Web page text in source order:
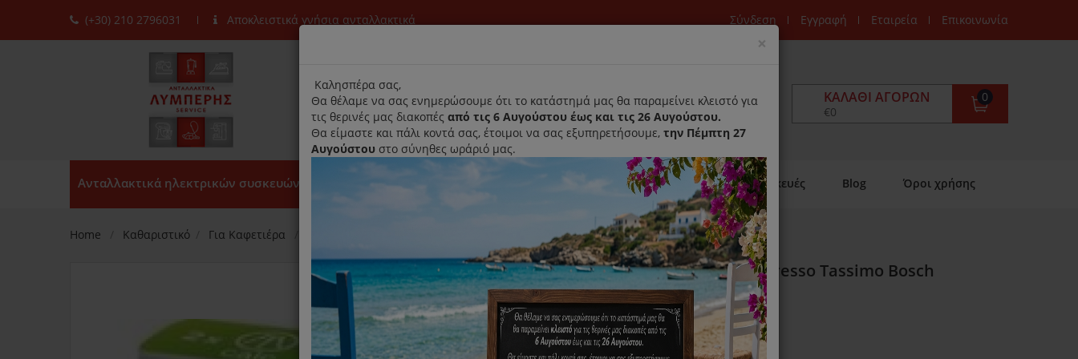
(+30) 210 2796031 Αποκλειστικά γνήσια ανταλλακτικά Σύνδεση Εγγραφή Εταιρεία Επικοινωνία
ΚΑΛΆΘΙ ΑΓΟΡΏΝ
0
€0
Ανταλλακτικά ηλεκτρικών συσκευών Αρχική Παραλαβή- Παράδοση Κατ'οικον Επισκευές Blog Όροι χρήσης
Home Καθαριστικό Για Καφετιέρα Δίσκοι Καθαρισμού Για Καφετιερες Espresso Tassimo Bosch
Δίσκοι Καθαρισμού Για Καφετιερες Espresso Tassimo Bosch
Κωδικός : 311909
Διαθεσιμότητα :
Παράδοση Σε 1-3 Ημέρες (Διαθέσιμο)
× Close
title
Καλησπέρα σας,
Θα θέλαμε να σας ενημερώσουμε ότι το κατάστημά μας θα παραμείνει κλειστό για
τις θερινές μας διακοπές από τις 6 Αυγούστου έως και τις 26 Αυγούστου.
Θα είμαστε και πάλι κοντά σας, έτοιμοι να σας εξυπηρετήσουμε, την Πέμπτη 27
Αυγούστου στο σύνηθες ωράριό μας.